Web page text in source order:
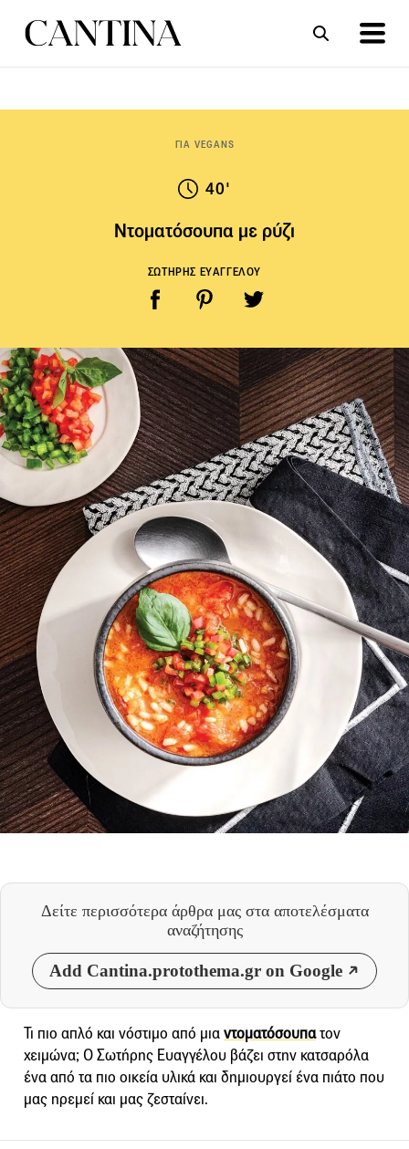
ΓΙΑ VEGANS
40'
Ντοματόσουπα με ρύζι
ΣΩΤΗΡΗΣ ΕΥΑΓΓΕΛΟΥ
Δείτε περισσότερα άρθρα μας στα αποτελέσματα
αναζήτησης
Add Cantina.protothema.gr on Google
Τι πιο απλό και νόστιμο από μιαντοματόσουπατον
χειμώνα; Ο Σωτήρης Ευαγγέλου βάζει στην κατσαρόλα
ένα από τα πιο οικεία υλικά και δημιουργεί ένα πιάτο που
μας ηρεμεί και μας ζεσταίνει.